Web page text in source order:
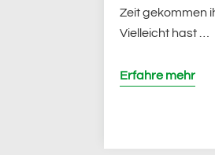
Zeit gekommen
Vielleicht hast …
Erfahre mehr